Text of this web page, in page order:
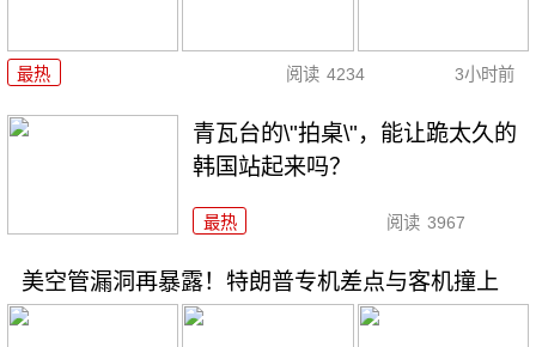
最热 阅读 4234 3小时前
青瓦台的\"拍桌\"，能让跪太久的
韩国站起来吗？
最热 阅读 3967
美空管漏洞再暴露！特朗普专机差点与客机撞上